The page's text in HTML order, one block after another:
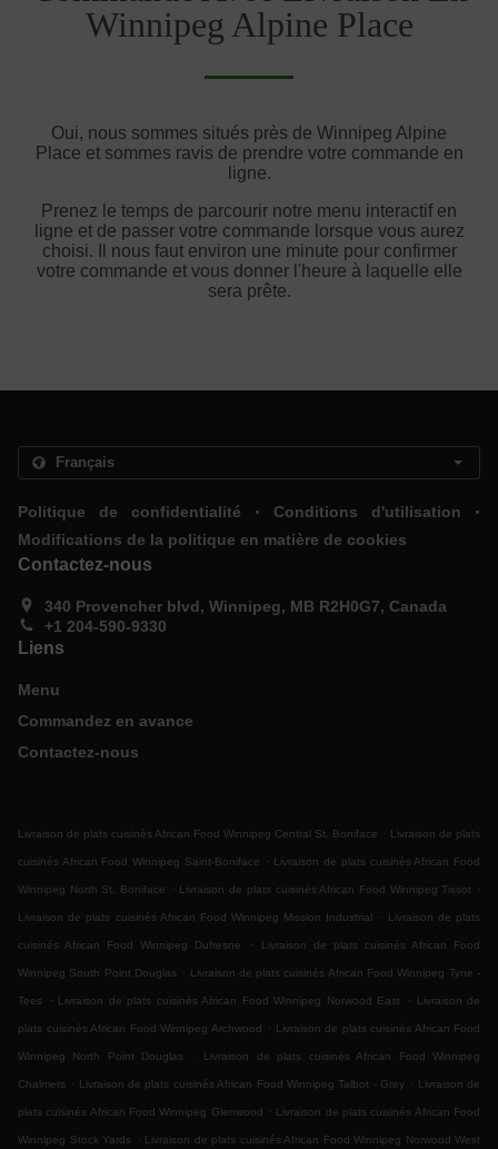
Winnipeg Alpine Place
Oui, nous sommes situés près de Winnipeg Alpine
Place et sommes ravis de prendre votre commande en
ligne.
Prenez le temps de parcourir notre menu interactif en
ligne et de passer votre commande lorsque vous aurez
choisi. Il nous faut environ une minute pour confirmer
votre commande et vous donner l'heure à laquelle elle
sera prête.
Politique de confidentialité . Conditions d'utilisation .
Modifications de la politique en matière de cookies
Contactez-nous
340 Provencher blvd, Winnipeg, MB R2H0G7, Canada
+1 204-590-9330
Liens
Menu
Commandez en avance
Contactez-nous
Livraison de plats cuisinés African Food Winnipeg Central St. Boniface . Livraison de plats
cuisinés African Food Winnipeg Saint-Boniface . Livraison de plats cuisinés African Food
Winnipeg North St. Boniface . Livraison de plats cuisinés African Food Winnipeg Tissot .
Livraison de plats cuisinés African Food Winnipeg Mission Industrial . Livraison de plats
cuisinés African Food Winnipeg Dufresne . Livraison de plats cuisinés African Food
Winnipeg South Point Douglas . Livraison de plats cuisinés African Food Winnipeg Tyne -
Tees . Livraison de plats cuisinés African Food Winnipeg Norwood East . Livraison de
plats cuisinés African Food Winnipeg Archwood . Livraison de plats cuisinés African Food
Winnipeg North Point Douglas . Livraison de plats cuisinés African Food Winnipeg
Chalmers . Livraison de plats cuisinés African Food Winnipeg Talbot - Grey . Livraison de
plats cuisinés African Food Winnipeg Glenwood . Livraison de plats cuisinés African Food
Winnipeg Stock Yards . Livraison de plats cuisinés African Food Winnipeg Norwood West